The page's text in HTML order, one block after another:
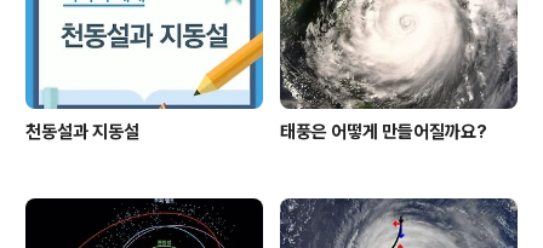
천동설과 지동설 태풍은 어떻게 만들어질까요?